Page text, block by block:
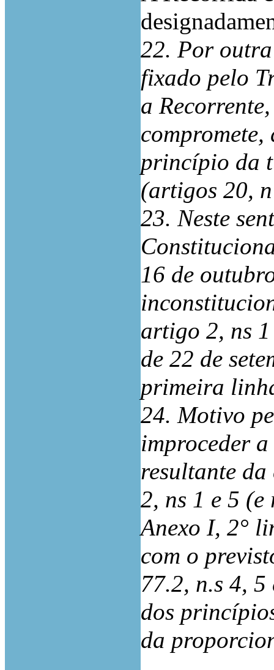
22. Por
fixado pelo
a
compromete,
princípio da
(artigos 20,
23. Neste
16 de
artigo 2, ns
de 22 de
primeira
24. Motivo
improceder
resultante
2, ns 1 e 5
Anexo I, 2°
com o
77.2, n.s 4,
dos
da